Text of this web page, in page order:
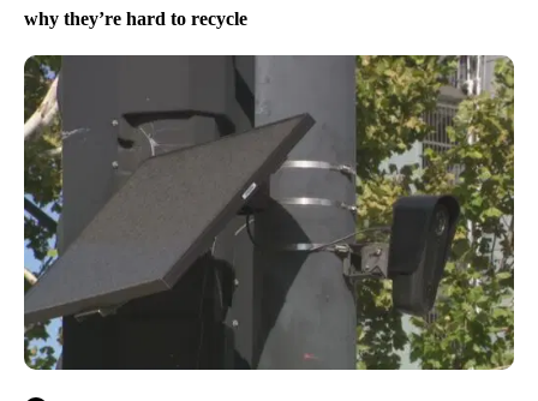
why they’re hard to recycle